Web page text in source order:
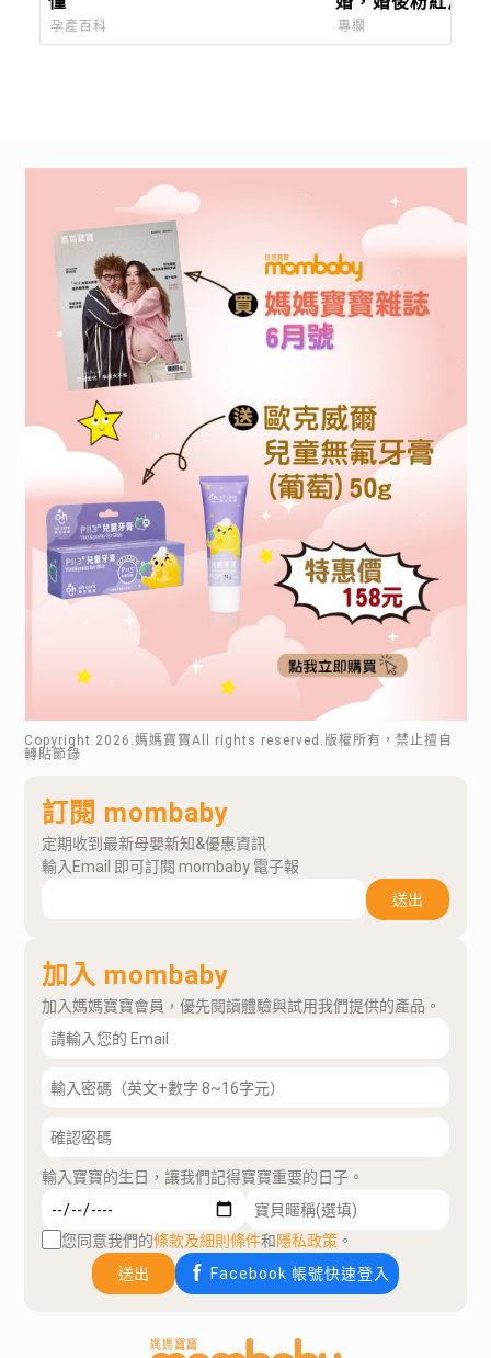
孕產百科
公：「不會有人
專欄
Copyright 2026 .媽媽寶寶All rights reserved.版權所有，禁止擅自
轉貼節錄
訂閱 mombaby
定期收到最新母嬰新知&優惠資訊
輸入Email 即可訂閱 mombaby 電子報
送出
加入 mombaby
加入媽媽寶寶會員，優先閱讀體驗與試用我們提供的產品。
輸入寶寶的生日，讓我們記得寶寶重要的日子。
您同意我們的條款及細則條件和隱私政策 。
送出
Facebook 帳號快速登入